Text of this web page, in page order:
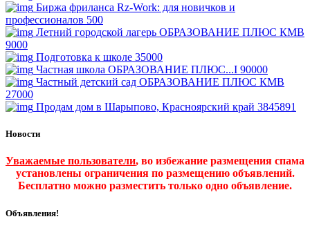
Биржа фриланса Rz-Work: для новичков и
профессионалов 500
Летний городской лагерь ОБРАЗОВАНИЕ ПЛЮС КМВ
9000
Подготовка к школе 35000
Частная школа ОБРАЗОВАНИЕ ПЛЮС...I 90000
Частный детский сад ОБРАЗОВАНИЕ ПЛЮС КМВ
27000
Продам дом в Шарыпово, Красноярский край 3845891
Новости
Уважаемые пользователи, во избежание размещения спама
установлены ограничения по размещению объявлений.
Бесплатно можно разместить только одно объявление.
Объявления!